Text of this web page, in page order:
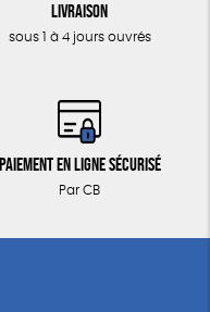
Livraison
sous 1 à 4 jours ouvrés
Paiement en ligne sécurisé
Par CB